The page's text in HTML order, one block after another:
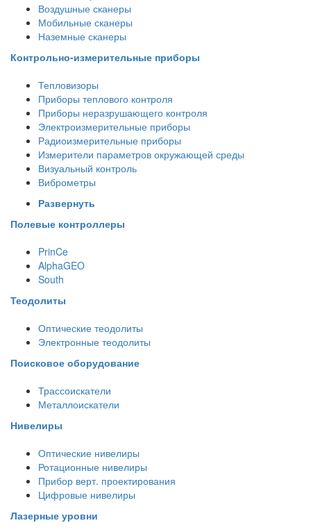
Воздушные сканеры
Мобильные сканеры
Наземные сканеры
Контрольно-измерительные приборы
Тепловизоры
Приборы теплового контроля
Приборы неразрушающего контроля
Электроизмерительные приборы
Радиоизмерительные приборы
Измерители параметров окружающей среды
Визуальный контроль
Виброметры
Развернуть
Полевые контроллеры
PrinCe
AlphaGEO
South
Теодолиты
Оптические теодолиты
Электронные теодолиты
Поисковое оборудование
Трассоискатели
Металлоискатели
Нивелиры
Оптические нивелиры
Ротационные нивелиры
Прибор верт. проектирования
Цифровые нивелиры
Лазерные уровни